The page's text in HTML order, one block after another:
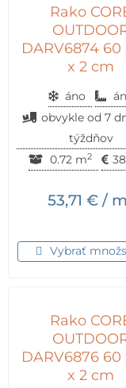
Rako
DARV6874 60
x 2 cm
áno
obvykle od 7
týždňov
0.72 m2
53,71 € / m
Vybrať
Rako
DARV6876 60
x 2 cm